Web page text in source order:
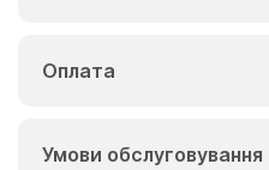
Оплата
Умови обслуговування